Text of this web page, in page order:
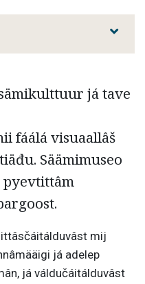
já tave
fáálá visuaallâš
Säämimuseo
pyevtittâm
mij
já adelep
já váldučáitálduvâst